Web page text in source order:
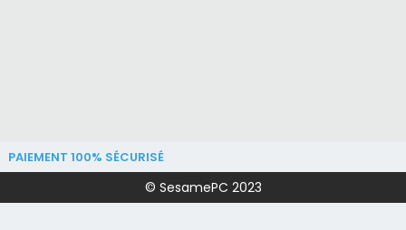
PAIEMENT 100% SÉCURISÉ
© SesamePC 2023